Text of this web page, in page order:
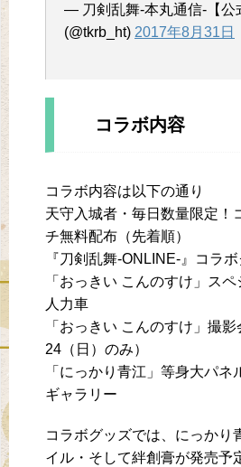
— 刀剣乱舞-本丸通信-【公
(@tkrb_ht) 2017年8月31日
コラボ内容
コラボ内容は以下の通り
天守入城者・毎日数量限定！
チ無料配布（先着順）
『刀剣乱舞-ONLINE-』コラ
「おっきい こんのすけ」ス
人力車
「おっきい こんのすけ」撮
24（日）のみ）
「にっかり青江」等身大パ
ギャラリー
コラボグッズでは、にっかり
イル・そして絆創膏が発売予